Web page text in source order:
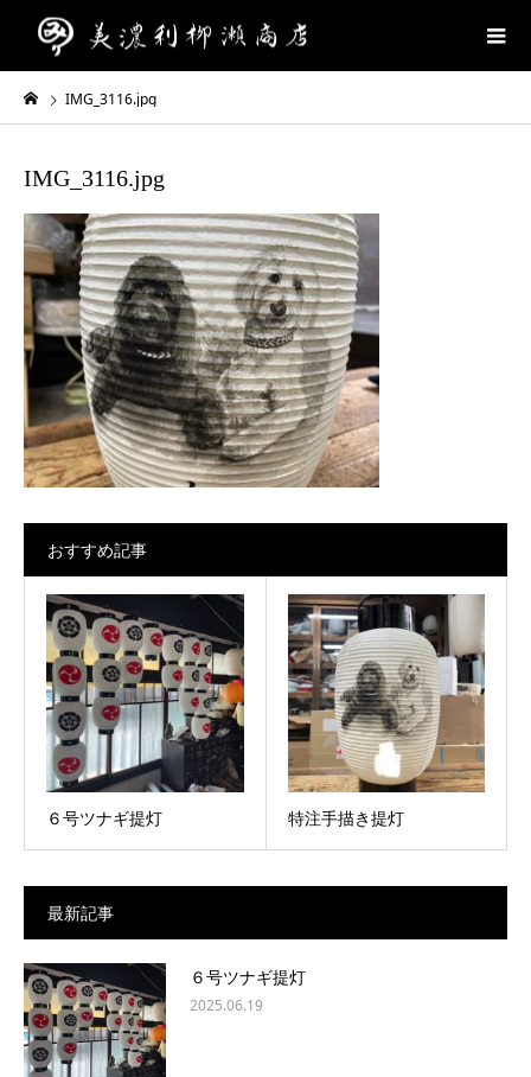
IMG_3116.jpg
IMG_3116.jpg
おすすめ記事
６号ツナギ提灯 特注手描き提灯
最新記事
６号ツナギ提灯
2025.06.19